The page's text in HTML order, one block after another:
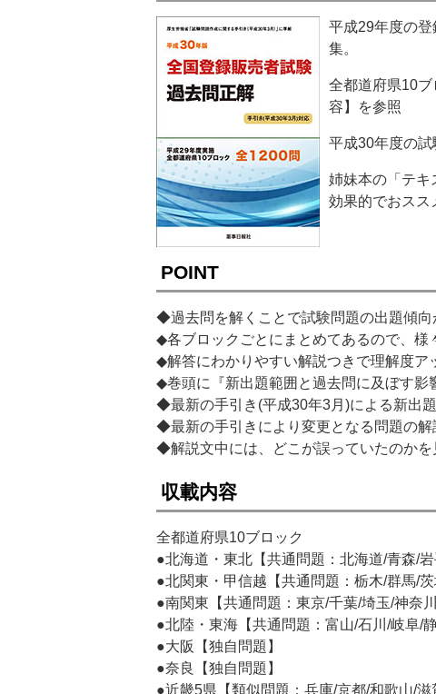
平成29年度の
集。
全都道府県10
容】を参照
平成30年度の試
姉妹本の「テキ
効果的でおスス
POINT
◆過去問を解くことで試験問題の出題傾向
◆各ブロックごとにまとめてあるので、様
◆解答にわかりやすい解説つきで理解度ア
◆巻頭に『新出題範囲と過去問に及ぼす影
◆最新の手引き(平成30年3月)による新出
◆最新の手引きにより変更となる問題の解
◆解説文中には、どこが誤っていたのかを
収載内容
全都道府県10ブロック
●北海道・東北【共通問題：北海道/青森/岩
●北関東・甲信越【共通問題：栃木/群馬/茨
●南関東【共通問題：東京/千葉/埼玉/神奈川
●北陸・東海【共通問題：富山/石川/岐阜/
●大阪【独自問題】
●奈良【独自問題】
●近畿5県【類似問題：兵庫/京都/和歌山/滋